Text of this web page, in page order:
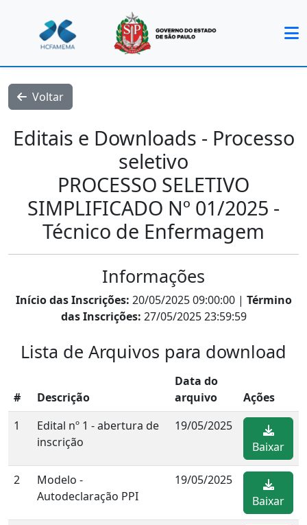
Voltar
Editais e Downloads - Processo
seletivo
PROCESSO SELETIVO
SIMPLIFICADO Nº 01/2025 -
Técnico de Enfermagem
Informações
Início das Inscrições: 20/05/2025 09:00:00 | Término
das Inscrições: 27/05/2025 23:59:59
Lista de Arquivos para download
# Descrição
Data do
arquivo
Ações
1
Edital nº 1 - abertura de
inscrição
19/05/2025
Baixar
2
Modelo -
Autodeclaração PPI
19/05/2025
Baixar